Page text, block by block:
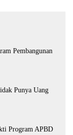
Pembangunan
Punya Uang
Program APBD